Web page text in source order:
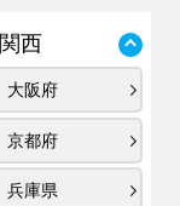
関西
大阪府
京都府
兵庫県